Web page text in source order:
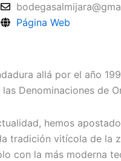
Página Web
allá por el año
Denominaciones de
hemos
tradición vitícola de la
con la más moderna